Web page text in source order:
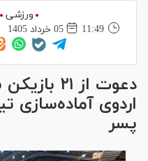
ورزشی
11:49
05 خرداد 1405
دعوت از
اردوی آماده‌سازی
پسر